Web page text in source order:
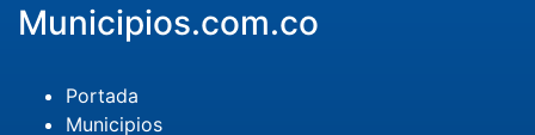
Municipios.com.co
Portada
Municipios